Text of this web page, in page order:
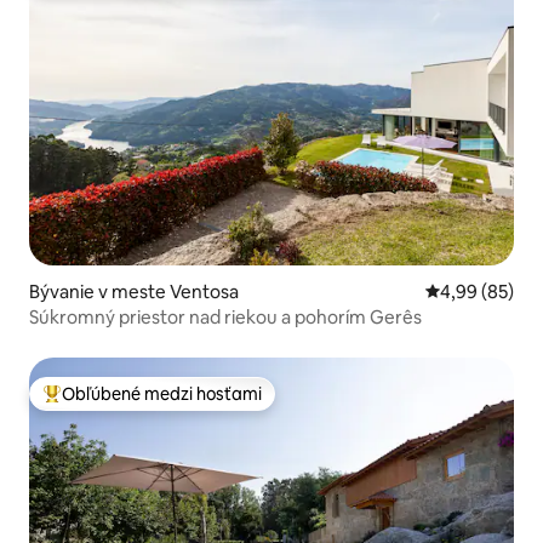
Bývanie v meste Ventosa Priemerné
4,99 (85)
Súkromný priestor nad riekou a pohorím Gerês
Najobľúbenejšie medzi hosťami
Obľúbené medzi hosťami